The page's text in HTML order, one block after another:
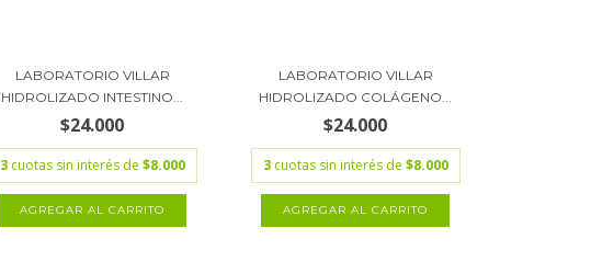
LABORATORIO VILLAR
HIDROLIZADO INTESTINO...
$24.000
3 cuotas sin interés de $8.000
LABORATORIO VILLAR
HIDROLIZADO COLÁGENO...
$24.000
3 cuotas sin interés de $8.000